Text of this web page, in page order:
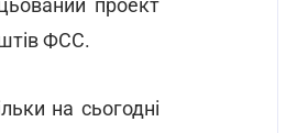
проект
ФСС.
на сьогодні